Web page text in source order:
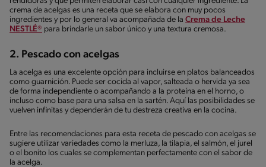
crema de acelgas es una receta que se elabora con muy pocos
ingredientes y por lo general va acompañada de la Crema de Leche
NESTLÉ® para brindarle un sabor único y una textura cremosa.
2. Pescado con acelgas
La acelga es una excelente opción para incluirse en platos balanceados
como guarnición. Puede ser cocida al vapor, salteada o hervida ya sea
de forma independiente o acompañando a la proteína en el horno, o
incluso como base para una salsa en la sartén. Aquí las posibilidades se
vuelven infinitas y dependerán de tu destreza creativa en la cocina.
Entre las recomendaciones para esta receta de pescado con acelgas se
sugiere utilizar variedades como la merluza, la tilapia, el salmón, el jurel
o el bonito los cuales se complementan perfectamente con el sabor de
la acelga.